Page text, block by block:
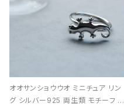
オオサンショウウオ ミニチュア リン
グ シルバー925 両生類 モチーフ レ